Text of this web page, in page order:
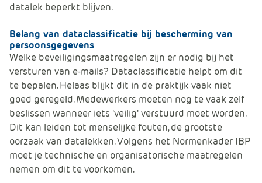
datalek beperkt blijven.
Belang van dataclassificatie bij bescherming van
persoonsgegevens
Welke beveiligingsmaatregelen zijn er nodig bij het
versturen van e-mails? Dataclassificatie helpt om dit
te bepalen. Helaas blijkt dit in de praktijk vaak niet
goed geregeld. Medewerkers moeten nog te vaak zelf
beslissen wanneer iets 'veilig' verstuurd moet worden.
Dit kan leiden tot menselijke fouten, de grootste
oorzaak van datalekken. Volgens het Normenkader IBP
moet je technische en organisatorische maatregelen
nemen om dit te voorkomen.